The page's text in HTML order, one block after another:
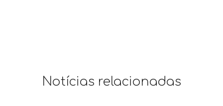
Notícias relacionadas